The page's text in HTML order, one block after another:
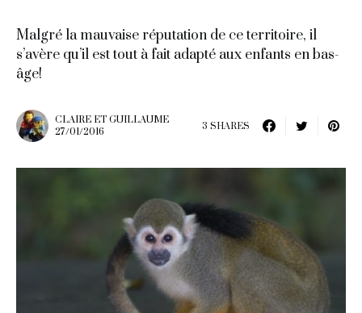
Malgré la mauvaise réputation de ce territoire, il
s’avère qu’il est tout à fait adapté aux enfants en bas-
âge!
CLAIRE ET GUILLAUME
27/01/2016
3 SHARES